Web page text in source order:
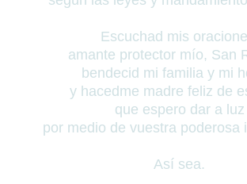
Escuchad mis
amante protector mío, San
bendecid mi familia y mi
y hacedme madre feliz de
que espero dar a luz
por medio de vuestra poderosa
Así sea.